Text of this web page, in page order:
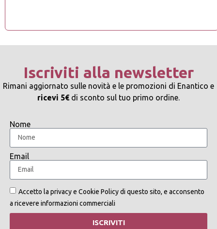
Iscriviti alla newsletter
Rimani aggiornato sulle novità e le promozioni di Enantico e
ricevi 5€ di sconto sul tuo primo ordine.
Nome
Email
Accetto la privacy e Cookie Policy di questo sito, e acconsento
a ricevere informazioni commerciali
ISCRIVITI